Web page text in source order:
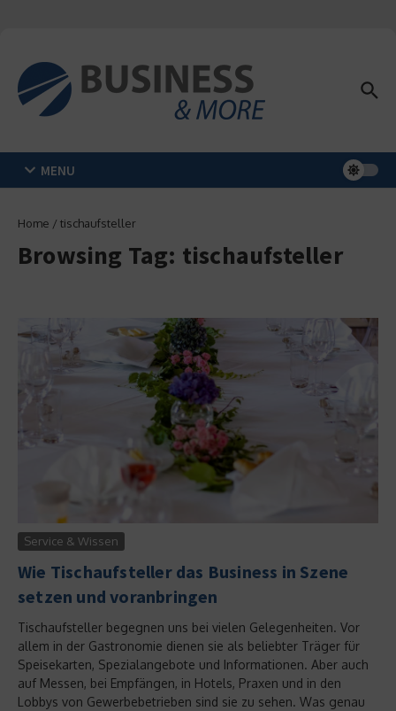
MENU
Home / tischaufsteller
Browsing Tag: tischaufsteller
Service & Wissen
Wie Tischaufsteller das Business in Szene
setzen und voranbringen
Tischaufsteller begegnen uns bei vielen Gelegenheiten. Vor
allem in der Gastronomie dienen sie als beliebter Träger für
Speisekarten, Spezialangebote und Informationen. Aber auch
auf Messen, bei Empfängen, in Hotels, Praxen und in den
Lobbys von Gewerbebetrieben sind sie zu sehen. Was genau